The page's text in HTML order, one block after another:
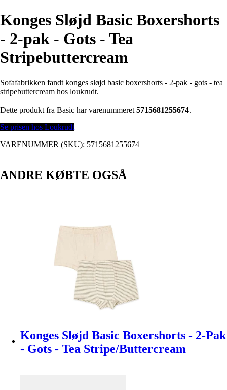
Konges Sløjd Basic Boxershorts
- 2-pak - Gots - Tea
Stripebuttercream
Sofafabrikken fandt konges sløjd basic boxershorts - 2-pak - gots - tea
stripebuttercream hos loukrudt.
Dette produkt fra Basic har varenummeret 5715681255674.
Se prisen hos Loukrudt
VARENUMMER (SKU): 5715681255674
ANDRE KØBTE OGSÅ
Konges Sløjd Basic Boxershorts - 2-Pak
- Gots - Tea Stripe/Buttercream